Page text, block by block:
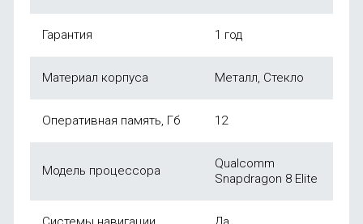
Гарантия 1 год
Материал корпуса Металл, Стекло
Оперативная память, Гб 12
Модель процессора
Qualcomm
Snapdragon 8 Elite